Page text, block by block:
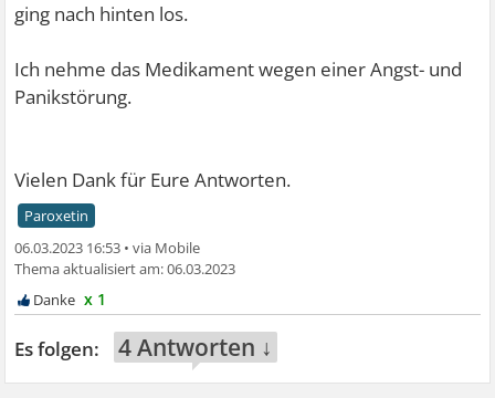
ging nach hinten los.
Ich nehme das Medikament wegen einer Angst- und
Panikstörung.
Vielen Dank für Eure Antworten.
Paroxetin
06.03.2023 16:53 •
06.03.2023
x 1
4 Antworten ↓